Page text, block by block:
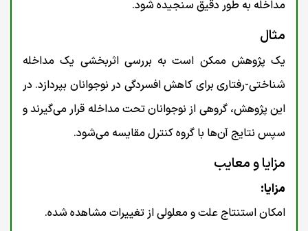
مداخله به طور دقیق سنجیده شود.
مثال
یک پژوهش ممکن است به بررسی اثربخشی یک مداخله
شناختی-رفتاری برای کاهش افسردگی در نوجوانان بپردازد. در
این پژوهش، گروهی از نوجوانان تحت مداخله قرار می‌گیرند و
سپس نتایج آن‌ها با گروه کنترل مقایسه می‌شود.
مزایا و معایب
مزایا:
امکان استنتاج علت و معلولی از تغییرات مشاهده شده.